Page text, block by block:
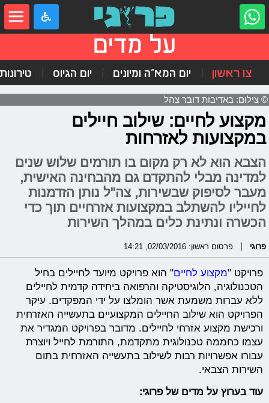
על מדים
צו ראשון יום המא"ה ומיונים יום הגיוס
© צילום: באדיבות דובר צהל
מקצוע לחיים: שילוב חיילים
במקצועות לאזרחות
הצבא הוא לא רק מקום בו תורמים שלוש שנים
למדינה מבלי להתקדם גם מהבחינה האישית,
מעבר לסיפוק שבשירות, צה"ל נותן הזדמנות
לחייליו להשתלב במקצועות אזרחיים תוך כדי
הכשרה ונתינת כלים במהלך השירות
פרוגי פרסום ראשון: 02/03/2016, 14:21
פרויקט "מקצוע לחיים" הוא פרויקט מיועד לחיילים בחיל
הטכנולוגיה, הלוגיסטיקה והרפואה ביחידה קדמית לחיילים
ללא עברות משמעת אשר הומלצו על ידי המפקדים. עיקר
הפרויקט הוא שילוב החיילים המקצועיים בתעשייה האזרחית
ורכישת מקצוע אזרחי לחיילים. מדובר בפרויקט המגדיר את
עצמו כחממה טכנולוגית מתקדמת, התורמת לחייל ויוצרת
עבורו אפשרויות רבות לשילוב בתעשייה האזרחית בתום
השירות הצבאי.
עוד בערוץ על מדים של פרוגי: